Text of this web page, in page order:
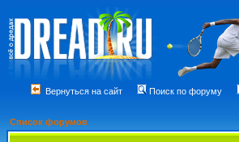
Вернуться на сайт Поиск по форуму
Список форумов